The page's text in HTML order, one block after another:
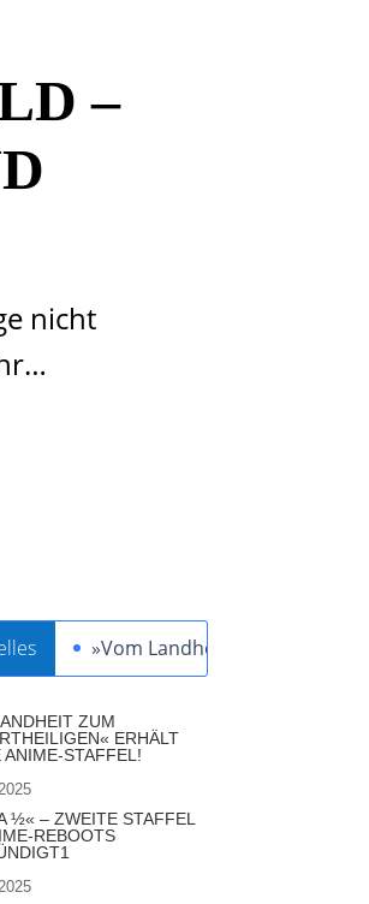
–
nicht
»Vom Landheit zum
ZUM
ERHÄLT
ANIME-STAFFEL!
½« – ZWEITE STAFFEL
REBOOTS